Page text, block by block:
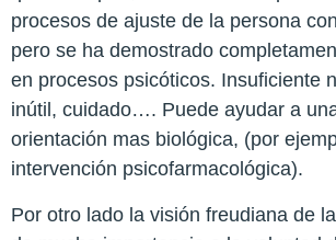
procesos de ajuste de la persona
pero se ha demostrado
en procesos psicóticos. Insuficiente
inútil, cuidado…. Puede ayudar a
orientación mas biológica, (por
intervención psicofarmacológica).
Por otro lado la visión freudiana de